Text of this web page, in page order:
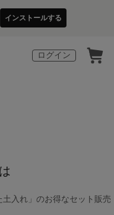
インストールする
ログイン
入れ」のお得なセット販売